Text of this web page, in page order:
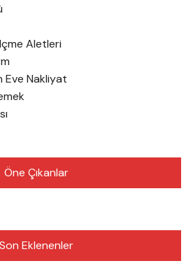
Aletleri
Eve Nakliyat
Öne Çıkanlar
Son Eklenenler